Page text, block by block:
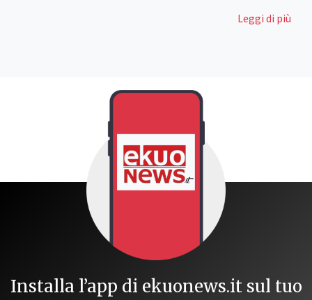
Leggi di più
Installa l’app di ekuonews.it sul tuo